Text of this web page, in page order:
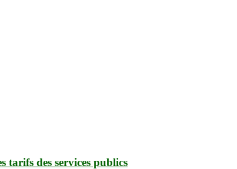
tarifs des services publics